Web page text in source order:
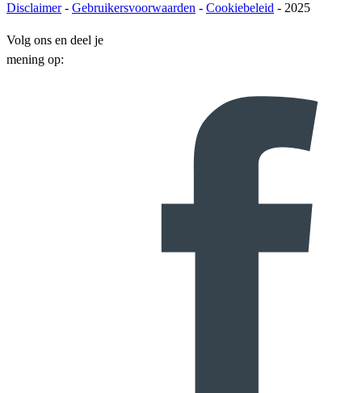
Disclaimer- Gebruikersvoorwaarden - Cookiebeleid - 2025
Volg ons en deel je
mening op: